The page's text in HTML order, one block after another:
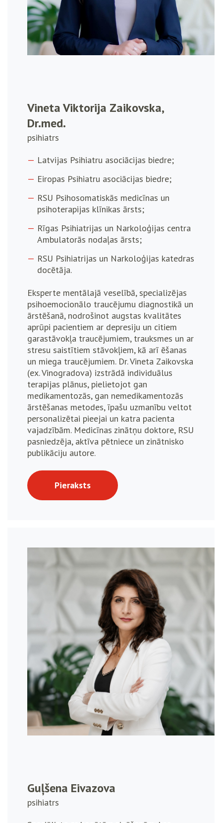
Vineta Viktorija Zaikovska,
Dr.med.
psihiatrs
Latvijas Psihiatru asociācijas biedre;
Eiropas Psihiatru asociācijas biedre;
RSU Psihosomatiskās medicīnas un
psihoterapijas klīnikas ārsts;
Rīgas Psihiatrijas un Narkoloģijas centra
Ambulatorās nodaļas ārsts;
RSU Psihiatrijas un Narkoloģijas katedras
docētāja.
Eksperte mentālajā veselībā, specializējas
psihoemocionālo traucējumu diagnostikā un
ārstēšanā, nodrošinot augstas kvalitātes
aprūpi pacientiem ar depresiju un citiem
garastāvokļa traucējumiem, trauksmes un ar
stresu saistītiem stāvokļiem, kā arī ēšanas
un miega traucējumiem. Dr. Vineta Zaikovska
(ex. Vinogradova) izstrādā individuālus
terapijas plānus, pielietojot gan
medikamentozās, gan nemedikamentozās
ārstēšanas metodes, īpašu uzmanību veltot
personalizētai pieejai un katra pacienta
vajadzībām. Medicīnas zinātņu doktore, RSU
pasniedzēja, aktīva pētniece un zinātnisko
publikāciju autore.
Pieraksts
Guļšena Eivazova
psihiatrs